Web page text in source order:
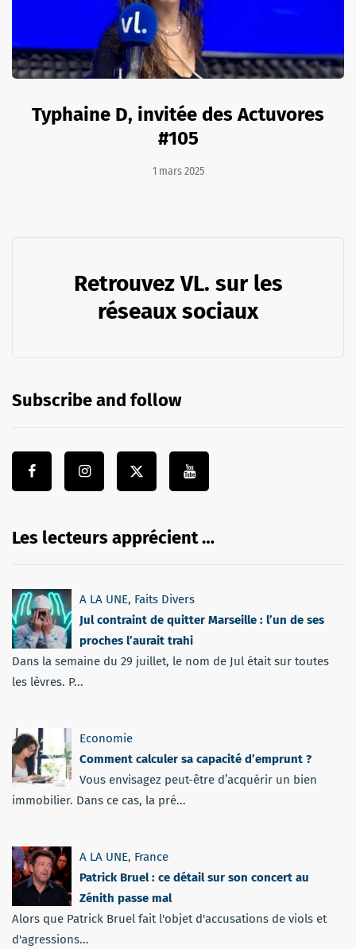
Typhaine D, invitée des Actuvores
#105
1 mars 2025
Retrouvez VL. sur les
réseaux sociaux
Subscribe and follow
Les lecteurs apprécient …
A LA UNE, Faits Divers
Jul contraint de quitter Marseille : l’un de ses
proches l’aurait trahi
Dans la semaine du 29 juillet, le nom de Jul était sur toutes
les lèvres. P...
Economie
Comment calculer sa capacité d’emprunt ?
Vous envisagez peut-être d’acquérir un bien
immobilier. Dans ce cas, la pré...
A LA UNE, France
Patrick Bruel : ce détail sur son concert au
Zénith passe mal
Alors que Patrick Bruel fait l'objet d'accusations de viols et
d'agressions...